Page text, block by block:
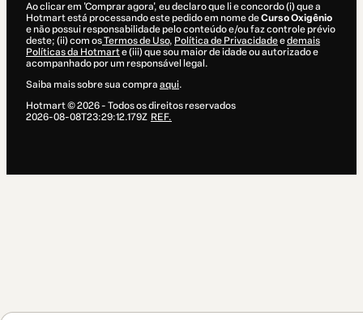
Ao clicar em 'Comprar agora', eu declaro que li e concordo (i) que a
Hotmart está processando este pedido em nome deCurso Oxigênio
e não possui responsabilidade pelo conteúdo e/ou faz controle prévio
deste; (ii) com osTermos de Uso, Política de Privacidadeedemais
Políticas da Hotmarte (iii) que sou maior de idade ou autorizado e
acompanhado por um responsável legal.
Saiba mais sobre sua compra aqui.
Hotmart ©2026- Todos os direitos reservados
2026-08-08T23:29:12.179Z REF.